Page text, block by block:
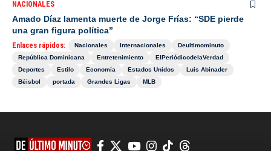
NACIONALES
Amado Díaz lamenta muerte de Jorge Frías: “SDE pierde
una gran figura política”
Enlaces rápidos: Nacionales Internacionales
Deultimominuto
República Dominicana
Entretenimiento
ElPeriódicodelaVerdad
Deportes
Estilo Economía Estados Unidos
Luis Abinader
Béisbol
portada Grandes Ligas MLB